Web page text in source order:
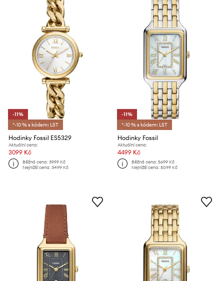
-11%
*-10 % s kódem: LST
Hodinky Fossil ES5329
Aktuální cena:
3099 Kč
Běžná cena:3999 Kč
Nejnižší cena:3499 Kč
-11%
*-10 % s kódem: LST
Hodinky Fossil
Aktuální cena:
4499 Kč
Běžná cena:5699 Kč
Nejnižší cena:5099 Kč